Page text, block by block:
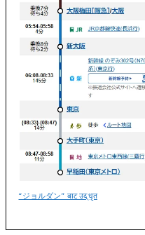
“ジョルダン” बाट उद्धृत